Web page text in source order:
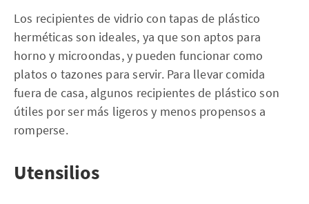
Los recipientes de vidrio con tapas de plástico
herméticas son ideales, ya que son aptos para
horno y microondas, y pueden funcionar como
platos o tazones para servir. Para llevar comida
fuera de casa, algunos recipientes de plástico son
útiles por ser más ligeros y menos propensos a
romperse.
Utensilios